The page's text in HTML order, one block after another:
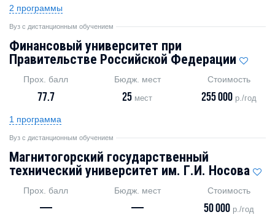
2 программы
Вуз с дистанционным обучением
Финансовый университет при
Правительстве Российской Федерации
Прох. балл
77.7
Бюдж. мест
25 мест
Стоимость
255 000 р./год
1 программа
Вуз с дистанционным обучением
Магнитогорский государственный
технический университет им. Г.И. Носова
Прох. балл
—
Бюдж. мест
—
Стоимость
50 000 р./год